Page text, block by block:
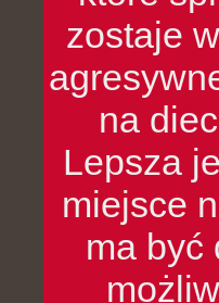
zostaje
na
Lepsza
miejsce
ma być